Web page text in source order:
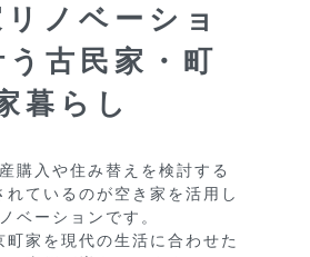
区で買いたい
京区で売りたい
ってどんな街？
クエスト登録
ノベーショ
う古民家・町
暮らし
購入や住み替えを検討する
れているのが空き家を活用し
ベーションです。
町家を現代の生活に合わせた